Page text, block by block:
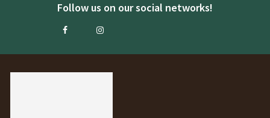
Follow us on our social networks!